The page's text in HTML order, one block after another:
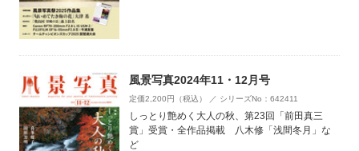
風景写真2024年11・12月号
定価2,200円（税込） ／ シリーズNo：642411
しっとり艶めく大人の秋、第23回「前田真三
賞」受賞・全作品掲載 八木修「浅間冬月」な
ど